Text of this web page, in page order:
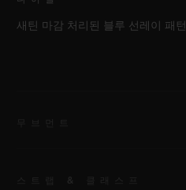
새틴 마감 처리된 블루 선레이 패턴